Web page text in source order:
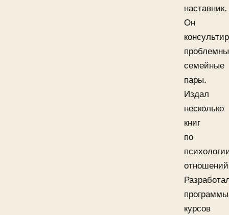
наставник.
Он
семейные
пары.
Издал
несколько
книг
по
программы
курсов